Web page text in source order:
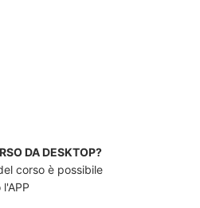
DA DESKTOP?
corso è possibile